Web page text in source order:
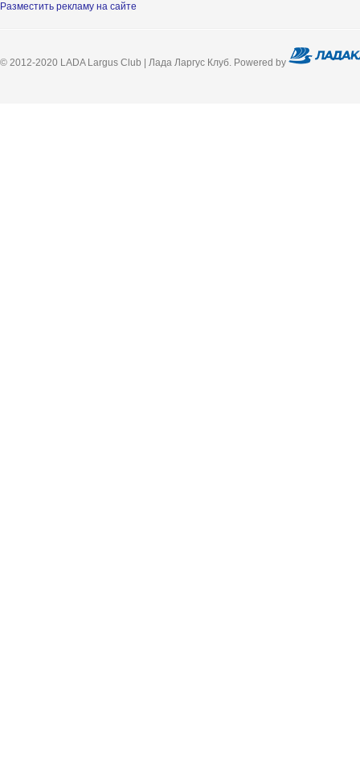
Разместить рекламу на сайте
© 2012-2020 LADA Largus Club | Лада Ларгус Клуб. Powered by